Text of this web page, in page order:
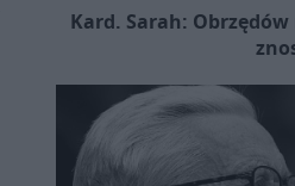
Kard. Sarah: